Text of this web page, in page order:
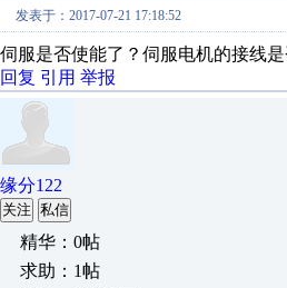
发表于：2017-07-21 17:18:52
伺服是否使能了？伺服电机的接线
回复 引用 举报
缘分122
关注 私信
精华：0帖
求助：1帖